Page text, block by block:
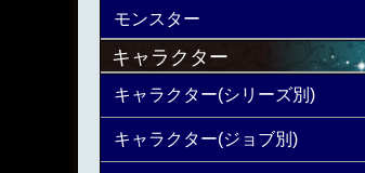
モンスター
キャラクター
キャラクター(シリーズ別)
キャラクター(ジョブ別)